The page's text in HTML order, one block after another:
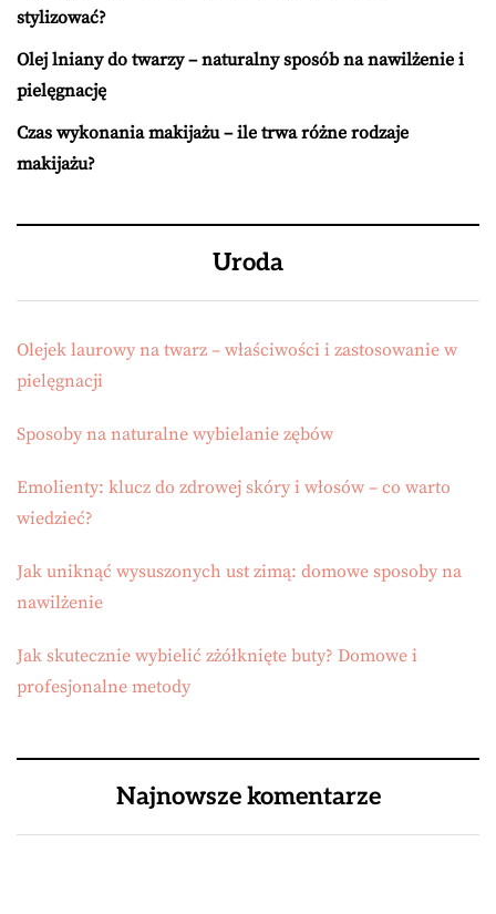
stylizować?
Olej lniany do twarzy – naturalny sposób na nawilżenie i
pielęgnację
Czas wykonania makijażu – ile trwa różne rodzaje
makijażu?
Uroda
Olejek laurowy na twarz – właściwości i zastosowanie w
pielęgnacji
Sposoby na naturalne wybielanie zębów
Emolienty: klucz do zdrowej skóry i włosów – co warto
wiedzieć?
Jak uniknąć wysuszonych ust zimą: domowe sposoby na
nawilżenie
Jak skutecznie wybielić zżółknięte buty? Domowe i
profesjonalne metody
Najnowsze komentarze